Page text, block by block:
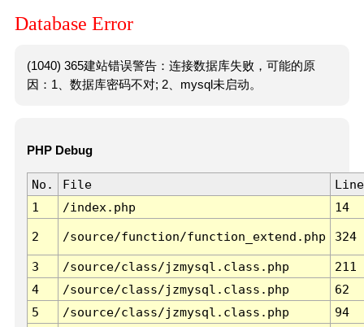
Database Error
(1040) 365建站错误警告：连接数据库失败，可能的原
因：1、数据库密码不对; 2、mysql未启动。
PHP Debug
No. File
Line
1
/index.php 14
2 /source/function/function_extend.php 324
3 /source/class/jzmysql.class.php
211
4
/source/class/jzmysql.class.php
62
5
/source/class/jzmysql.class.php
94